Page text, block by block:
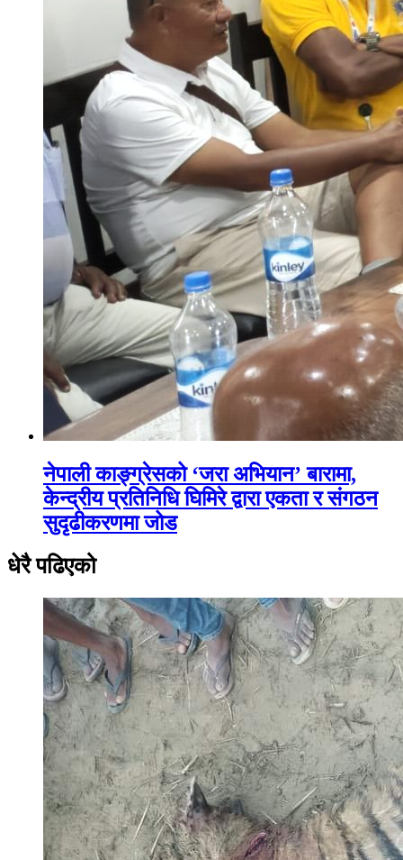
नेपाली काङ्ग्रेसको ‘जरा अभियान’ बारामा,
केन्द्रीय प्रतिनिधि घिमिरे द्वारा एकता र संगठन
सुदृढीकरणमा जोड
धेरै पढिएको